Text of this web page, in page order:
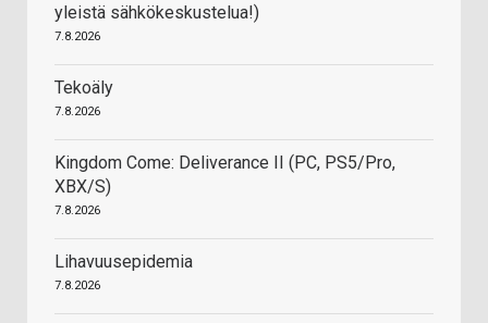
yleistä sähkökeskustelua!)
7.8.2026
Tekoäly
7.8.2026
Kingdom Come: Deliverance II (PC, PS5/Pro,
XBX/S)
7.8.2026
Lihavuusepidemia
7.8.2026